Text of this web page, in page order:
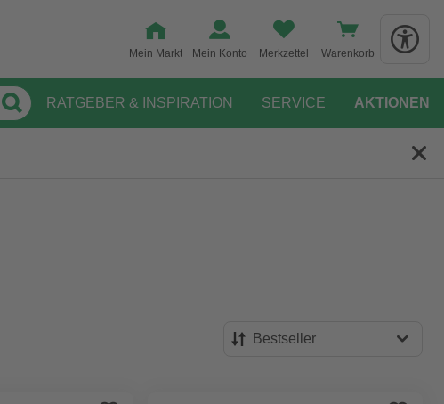
Mein Markt Mein Konto Merkzettel Warenkorb
RATGEBER & INSPIRATION SERVICE AKTIONEN
Bestseller